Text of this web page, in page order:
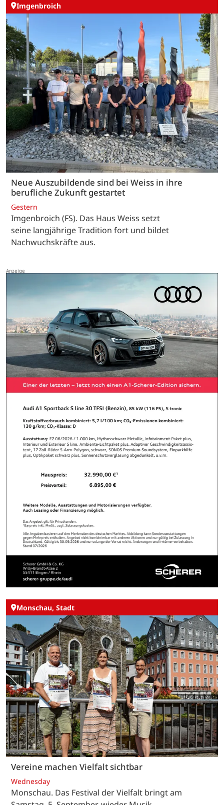
Imgenbroich
Neue Auszubildende sind bei Weiss in ihre
berufliche Zukunft gestartet
Gestern
Imgenbroich (FS). Das Haus Weiss setzt
seine langjährige Tradition fort und bildet
Nachwuchskräfte aus.
Monschau, Stadt
Vereine machen Vielfalt sichtbar
Wednesday
Monschau. Das Festival der Vielfalt bringt am